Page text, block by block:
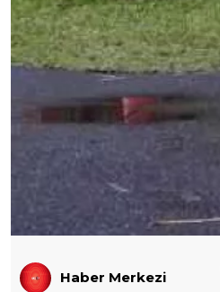
Haber Merkezi